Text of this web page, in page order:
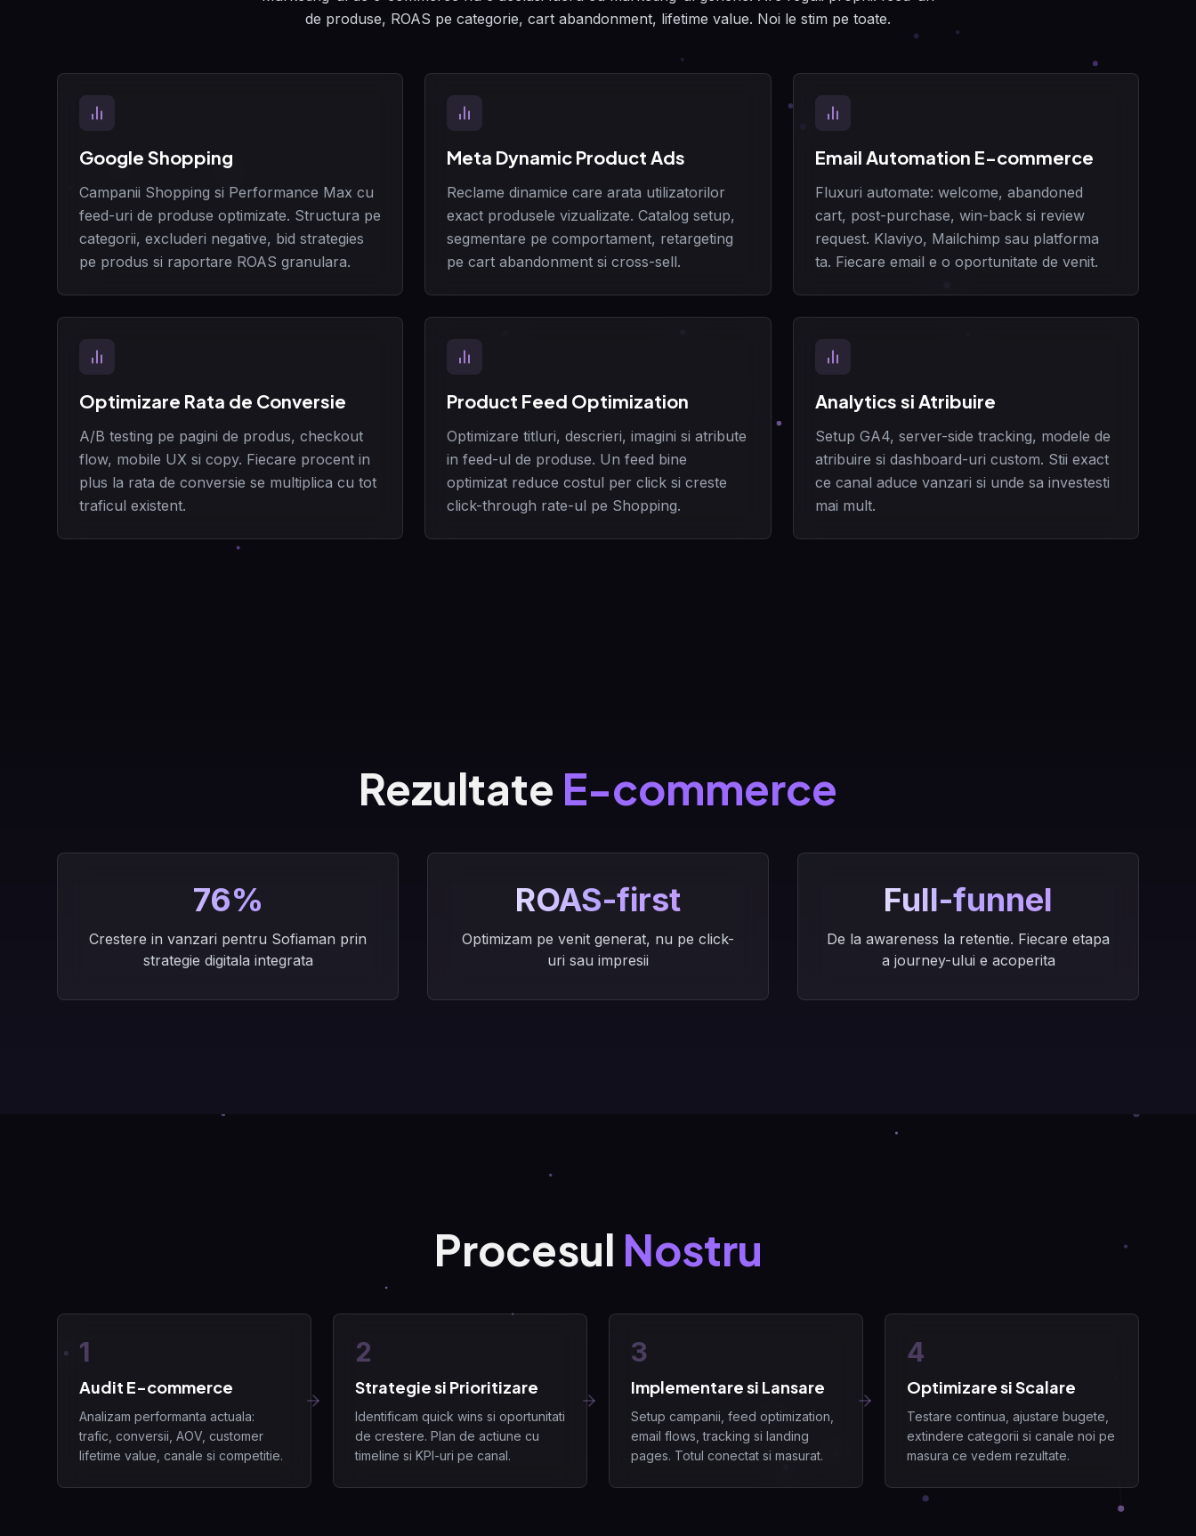
de produse, ROAS pe categorie, cart abandonment, lifetime value. Noi le stim pe toate.
Google Shopping
Campanii Shopping si Performance Max cu
feed-uri de produse optimizate. Structura pe
categorii, excluderi negative, bid strategies
pe produs si raportare ROAS granulara.
Meta Dynamic Product Ads
Reclame dinamice care arata utilizatorilor
exact produsele vizualizate. Catalog setup,
segmentare pe comportament, retargeting
pe cart abandonment si cross-sell.
Email Automation E-commerce
Fluxuri automate: welcome, abandoned
cart, post-purchase, win-back si review
request. Klaviyo, Mailchimp sau platforma
ta. Fiecare email e o oportunitate de venit.
Optimizare Rata de Conversie
A/B testing pe pagini de produs, checkout
flow, mobile UX si copy. Fiecare procent in
plus la rata de conversie se multiplica cu tot
traficul existent.
Product Feed Optimization
Optimizare titluri, descrieri, imagini si atribute
in feed-ul de produse. Un feed bine
optimizat reduce costul per click si creste
click-through rate-ul pe Shopping.
Analytics si Atribuire
Setup GA4, server-side tracking, modele de
atribuire si dashboard-uri custom. Stii exact
ce canal aduce vanzari si unde sa investesti
mai mult.
Rezultate E-commerce
76%
Crestere in vanzari pentru Sofiaman prin
strategie digitala integrata
ROAS-first
Optimizam pe venit generat, nu pe click-
uri sau impresii
Full-funnel
De la awareness la retentie. Fiecare etapa
a journey-ului e acoperita
Procesul Nostru
1
Audit E-commerce
Analizam performanta actuala:
trafic, conversii, AOV, customer
lifetime value, canale si competitie.
2
Strategie si Prioritizare
Identificam quick wins si oportunitati
de crestere. Plan de actiune cu
timeline si KPI-uri pe canal.
3
Implementare si Lansare
Setup campanii, feed optimization,
email flows, tracking si landing
pages. Totul conectat si masurat.
4
Optimizare si Scalare
Testare continua, ajustare bugete,
extindere categorii si canale noi pe
masura ce vedem rezultate.